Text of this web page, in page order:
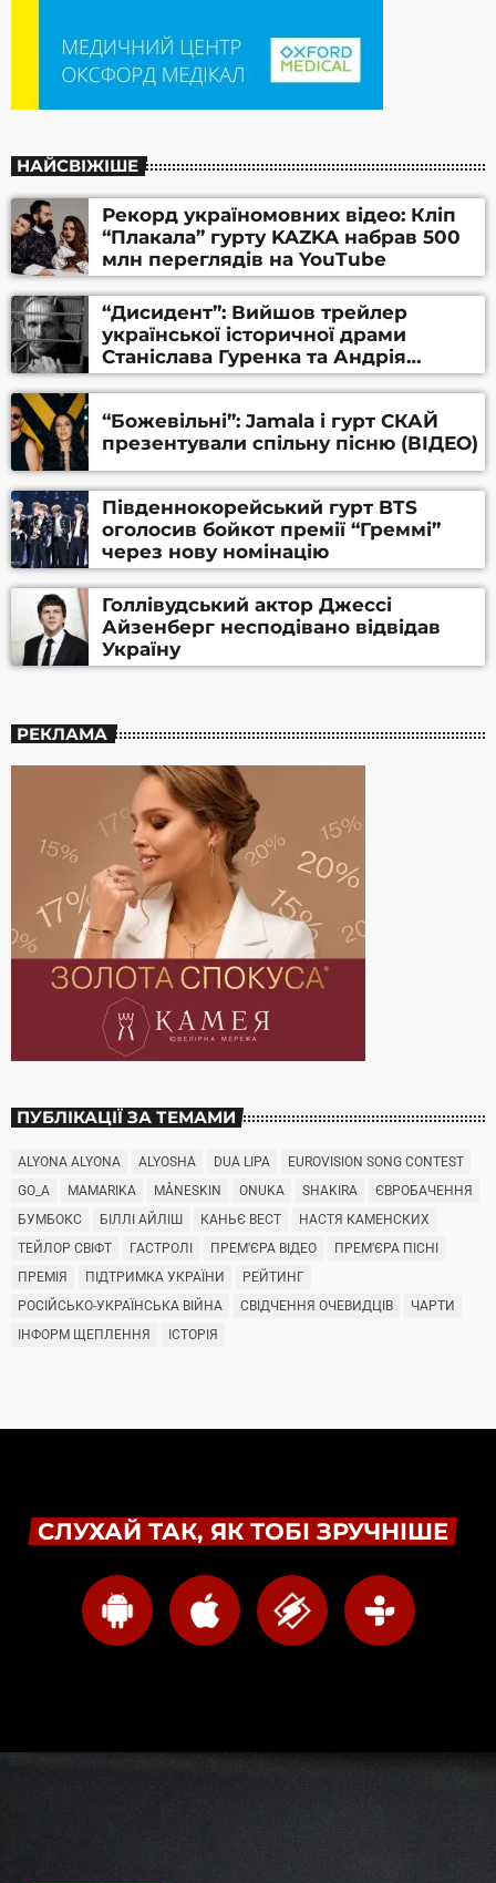
НАЙСВІЖІШЕ
Рекорд україномовних відео: Кліп
“Плакала” гурту KAZKA набрав 500
млн переглядів на YouTube
“Дисидент”: Вийшов трейлер
української історичної драми
Станіслава Гуренка та Андрія
Алфьорова (ВІДЕО)
“Божевільні”: Jamala і гурт СКАЙ
презентували спільну пісню (ВІДЕО)
Південнокорейський гурт BTS
оголосив бойкот премії “Греммі”
через нову номінацію
Голлівудський актор Джессі
Айзенберг несподівано відвідав
Україну
РЕКЛАМА
ПУБЛІКАЦІЇ ЗА ТЕМАМИ
ALYONA ALYONA ALYOSHA DUA LIPA
EUROVISION SONG CONTEST
GO_A
MAMARIKA MÅNESKIN ONUKA SHAKIRA
ЄВРОБАЧЕННЯ
БУМБОКС
БІЛЛІ АЙЛІШ КАНЬЄ ВЕСТ
НАСТЯ КАМЕНСКИХ
ТЕЙЛОР СВІФТ
ГАСТРОЛІ ПРЕМ'ЄРА ВІДЕО
ПРЕМ'ЄРА ПІСНІ
ПРЕМІЯ
ПІДТРИМКА УКРАЇНИ
РЕЙТИНГ
РОСІЙСЬКО-УКРАЇНСЬКА ВІЙНА
СВІДЧЕННЯ ОЧЕВИДЦІВ
ЧАРТИ
ІНФОРМ ЩЕПЛЕННЯ
ІСТОРІЯ
СЛУХАЙ ТАК, ЯК ТОБІ ЗРУЧНІШЕ